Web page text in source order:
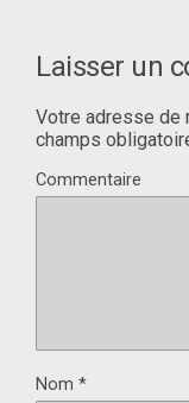
Laisser un
Votre adresse de
champs
Commentaire
Nom *